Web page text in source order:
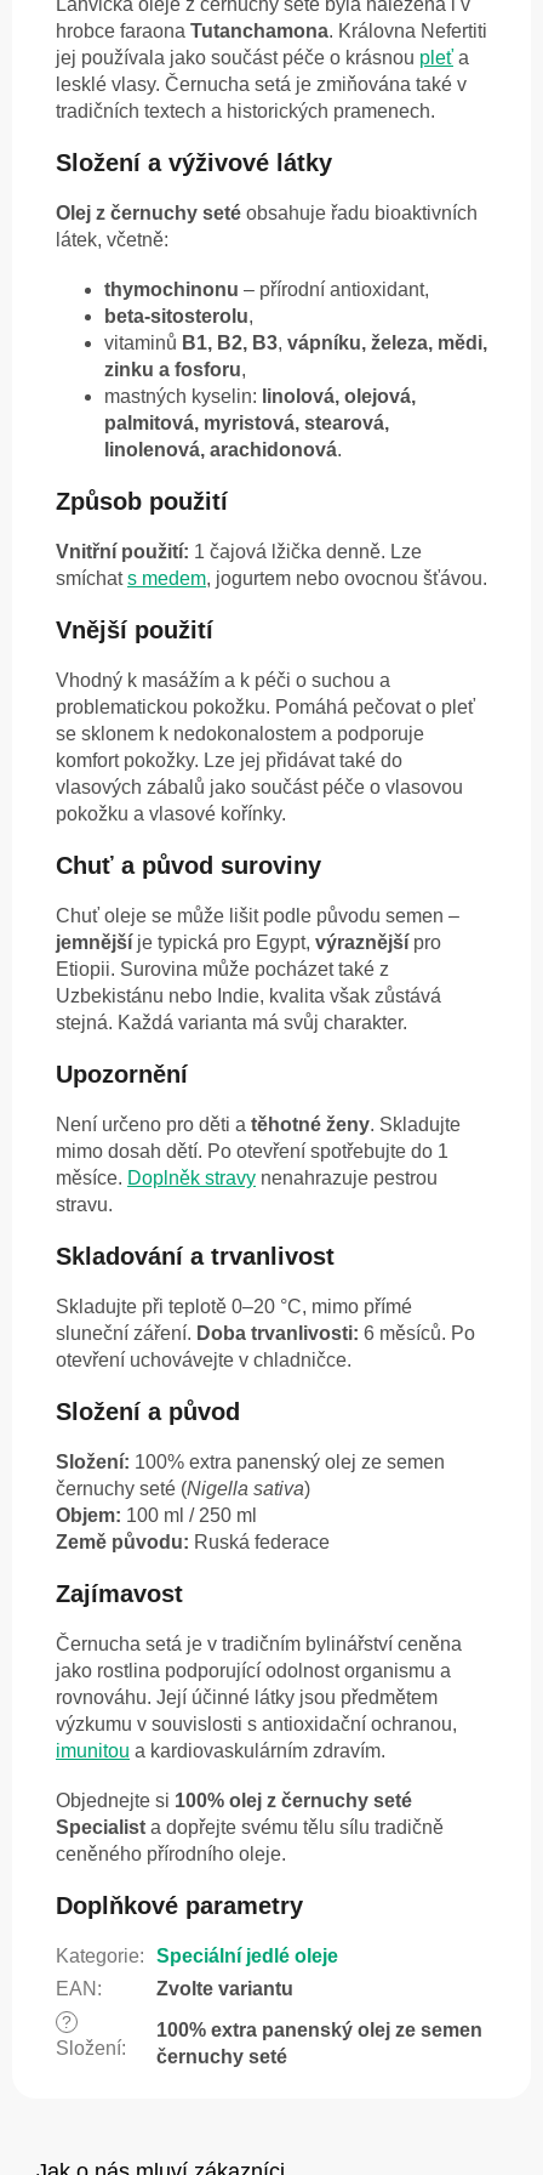
Lahvička oleje z černuchy seté byla nalezena i v
hrobce faraona Tutanchamona. Královna Nefertiti
jej používala jako součást péče o krásnou pleť a
lesklé vlasy. Černucha setá je zmiňována také v
tradičních textech a historických pramenech.
Složení a výživové látky
Olej z černuchy seté obsahuje řadu bioaktivních
látek, včetně:
thymochinonu – přírodní antioxidant,
beta-sitosterolu,
vitaminů B1, B2, B3, vápníku, železa, mědi,
zinku a fosforu,
mastných kyselin: linolová, olejová,
palmitová, myristová, stearová,
linolenová, arachidonová.
Způsob použití
Vnitřní použití: 1 čajová lžička denně. Lze
smíchats medem, jogurtem nebo ovocnou šťávou.
Vnější použití
Vhodný k masážím a k péči o suchou a
problematickou pokožku. Pomáhá pečovat o pleť
se sklonem k nedokonalostem a podporuje
komfort pokožky. Lze jej přidávat také do
vlasových zábalů jako součást péče o vlasovou
pokožku a vlasové kořínky.
Chuť a původ suroviny
Chuť oleje se může lišit podle původu semen –
jemnější je typická pro Egypt, výraznější pro
Etiopii. Surovina může pocházet také z
Uzbekistánu nebo Indie, kvalita však zůstává
stejná. Každá varianta má svůj charakter.
Upozornění
Není určeno pro děti a těhotné ženy. Skladujte
mimo dosah dětí. Po otevření spotřebujte do 1
měsíce. Doplněk stravy nenahrazuje pestrou
stravu.
Skladování a trvanlivost
Skladujte při teplotě 0–20 °C, mimo přímé
sluneční záření. Doba trvanlivosti: 6 měsíců. Po
otevření uchovávejte v chladničce.
Složení a původ
Složení: 100% extra panenský olej ze semen
černuchy seté (Nigella sativa)
Objem: 100 ml / 250 ml
Země původu: Ruská federace
Zajímavost
Černucha setá je v tradičním bylinářství ceněna
jako rostlina podporující odolnost organismu a
rovnováhu. Její účinné látky jsou předmětem
výzkumu v souvislosti s antioxidační ochranou,
imunitou a kardiovaskulárním zdravím.
Objednejte si 100% olej z černuchy seté
Specialist a dopřejte svému tělu sílu tradičně
ceněného přírodního oleje.
Doplňkové parametry
Kategorie:
Speciální jedlé oleje
EAN : Zvolte variantu
?
Složení:
100% extra panenský olej ze semen
černuchy seté